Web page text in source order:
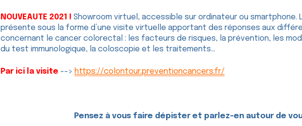
NOUVEAUTE 2021 ! Showroom virtuel, accessible sur ordinateur ou smartphone.
présente sous la forme d’une visite virtuelle apportant des réponses aux
concernant le cancer colorectal : les facteurs de risques, la prévention, les
du test immunologique, la coloscopie et les traitements...
Par ici la visite --> https://colontour.preventioncancers.fr/
Pensez à vous faire dépister et parlez-en autour de